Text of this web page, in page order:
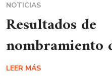
NOTICIAS
Resultados de
nombramiento
LEER MÁS